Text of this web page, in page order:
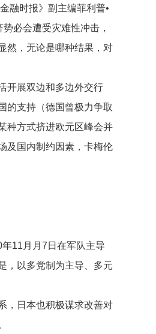
融时报》副主编菲利普•
必会遭受灾难性冲击，
然，无论是哪种结果，对
开展双边和多边外交行
的支持（德国曾极力争取
种方式挤进欧元区峰会并
及国内制约因素，卡梅伦
11月月7日在军队主导
，以多党制为主导、多元
，日本也积极谋求改善对